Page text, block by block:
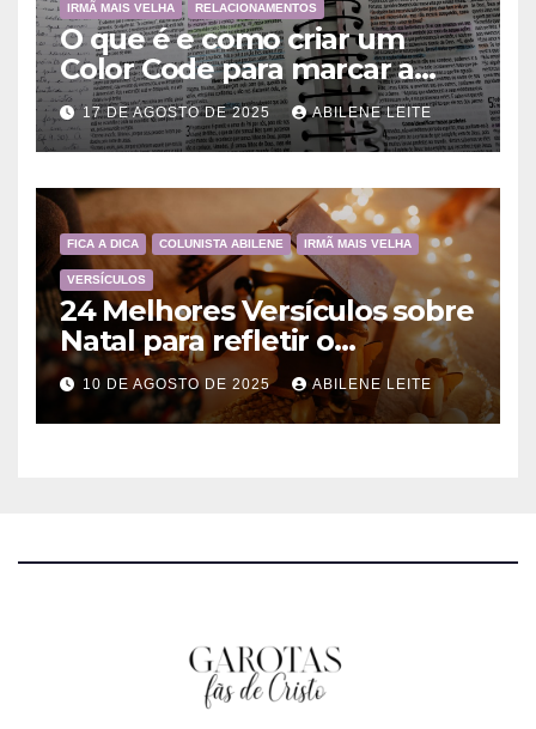
IRMÃ MAIS VELHA RELACIONAMENTOS
O que é e como criar um
Color Code para marcar a
Bíblia?
17 DE AGOSTO DE 2025 ABILENE LEITE
FICA A DICA COLUNISTA ABILENE IRMÃ MAIS VELHA
VERSÍCULOS
24 Melhores Versículos sobre
Natal para refletir o
Nascimento de Jesus
10 DE AGOSTO DE 2025 ABILENE LEITE